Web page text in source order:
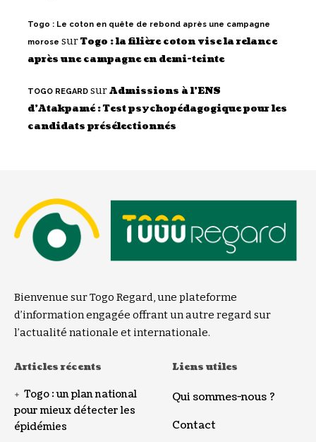
Togo : Le coton en quête de rebond après une campagne
morose surTogo : la filière coton vise la relance
après une campagne en demi-teinte
TOGO REGARD surAdmissions à l’ENS
d’Atakpamé : Test psychopédagogique pour les
candidats présélectionnés
Bienvenue sur Togo Regard, une plateforme
d’information engagée offrant un autre regard sur
l’actualité nationale et internationale.
Articles récents
Togo : un plan national
pour mieux détecter les
épidémies
Liens utiles
Qui sommes-nous ?
Contact